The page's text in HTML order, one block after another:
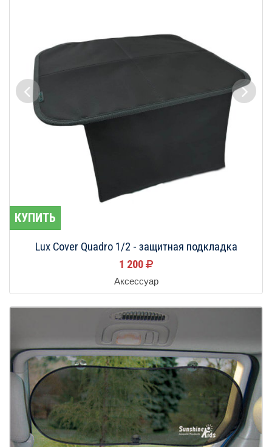
КУПИТЬ
Lux Cover Quadro 1/2 - защитная подкладка
1 200
Аксессуар